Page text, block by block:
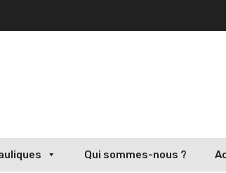
Qui sommes-nous ?